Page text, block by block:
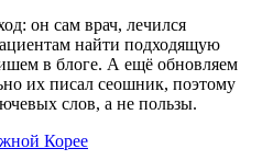
он сам врач, лечился
найти подходящую
в блоге. А ещё обновляем
их писал сеошник, поэтому
слов, а не пользы.
Корее